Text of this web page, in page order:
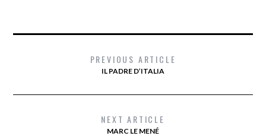
PREVIOUS ARTICLE
IL PADRE D’ITALIA
NEXT ARTICLE
MARC LE MENÉ